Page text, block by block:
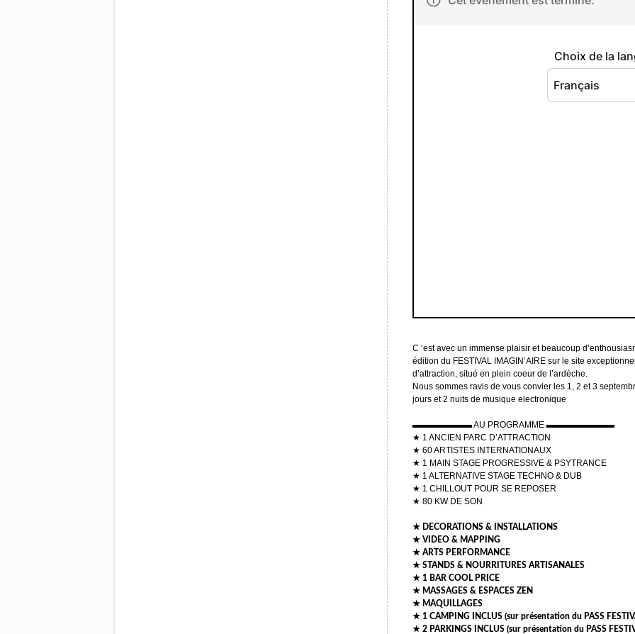
C ‘est avec un immense plaisir et beaucoup
édition du FESTIVAL IMAGIN’AIRE sur le site
d’attraction, situé en plein coeur de l’ardèche.
Nous sommes ravis de vous convier les 1, 2 et 3
jours et 2 nuits de musique electronique
▬▬▬▬▬▬▬ AU PROGRAMME ▬▬▬▬▬▬▬▬
★ 1 ANCIEN PARC D’ATTRACTION
★ 60 ARTISTES INTERNATIONAUX
★ 1 MAIN STAGE PROGRESSIVE & PSYTRANCE
★ 1 ALTERNATIVE STAGE TECHNO & DUB
★ 1 CHILLOUT POUR SE REPOSER
★ 80 KW DE SON
★ DECORATIONS & INSTALLATIONS
★ VIDEO & MAPPING
★ ARTS PERFORMANCE
★ STANDS & NOURRITURES ARTISANALES
★ 1 BAR COOL PRICE
★ MASSAGES & ESPACES ZEN
★ MAQUILLAGES
★ 1 CAMPING INCLUS (sur présentation du PASS
★ 2 PARKINGS INCLUS (sur présentation du PASS